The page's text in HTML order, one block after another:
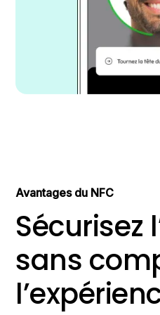
Avantages du NFC
Sécurisez
sans